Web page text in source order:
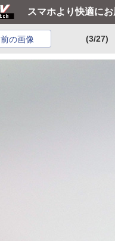
スマホより快適に
前の画像 (3/27)